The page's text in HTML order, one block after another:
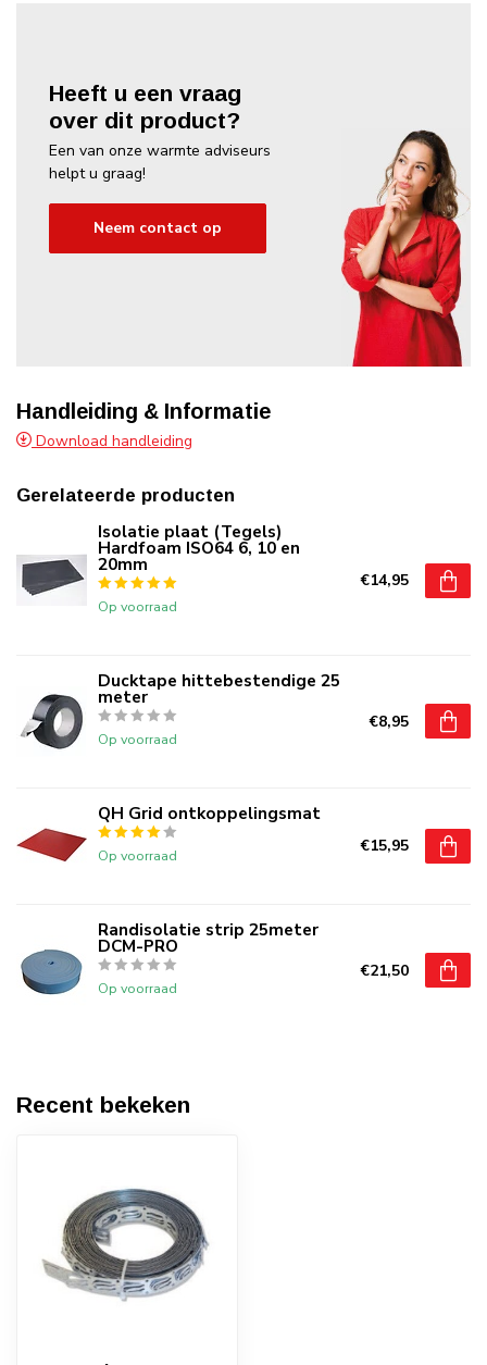
Heeft u een vraag
over dit product?
Een van onze warmte adviseurs
helpt u graag!
Neem contact op
Handleiding & Informatie
Download handleiding
Gerelateerde producten
Isolatie plaat (Tegels)
Hardfoam ISO64 6, 10 en
20mm
Op voorraad
€14,95
Ducktape hittebestendige 25
meter
Op voorraad
€8,95
QH Grid ontkoppelingsmat
Op voorraad €15,95
Randisolatie strip 25meter
DCM-PRO
Op voorraad
€21,50
Recent bekeken